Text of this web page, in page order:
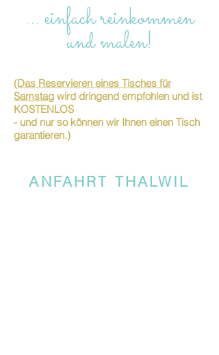
… einfach reinkommen
und malen!
(Das Reservieren eines Tisches für
Samstag wird dringend empfohlen und ist
KOSTENLOS
- und nur so können wir Ihnen einen Tisch
garantieren.)
ANFAHRT THALWIL